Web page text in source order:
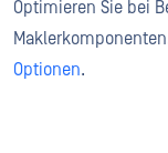
Optimieren Sie bei
Optionen.